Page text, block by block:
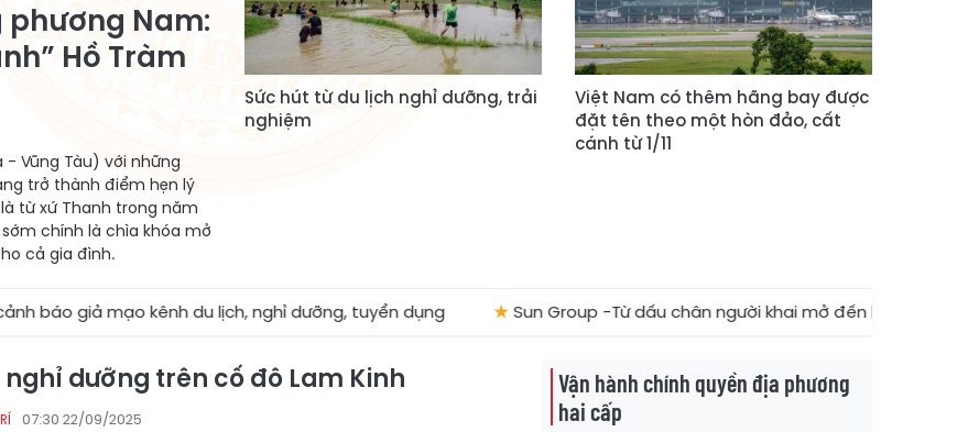
Nam:
Hồ Tràm
- Vũng Tàu) với những
trở thành điểm hẹn lý
từ xứ Thanh trong năm
chính là chìa khóa mở
cả gia đình.
Sức hút từ du lịch nghỉ dưỡng, trải
nghiệm
Việt Nam có thêm hãng bay được
đặt tên theo một hòn đảo, cất
cánh từ 1/11
mạo kênh du lịch, nghỉ dưỡng, tuyển dụng ★ Sun Group -Từ dấu chân người khai mở đến hệ sinh thái đưa du
nghỉ dưỡng trên cố đô Lam Kinh
07:30 22/09/2025
Vận hành chính quyền địa phương
hai cấp